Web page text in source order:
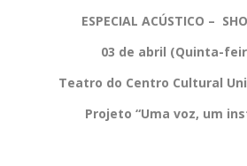
ESPECIAL ACÚSTICO –
03 de abril (Quinta-
Teatro do Centro Cultural
Projeto “Uma voz, um